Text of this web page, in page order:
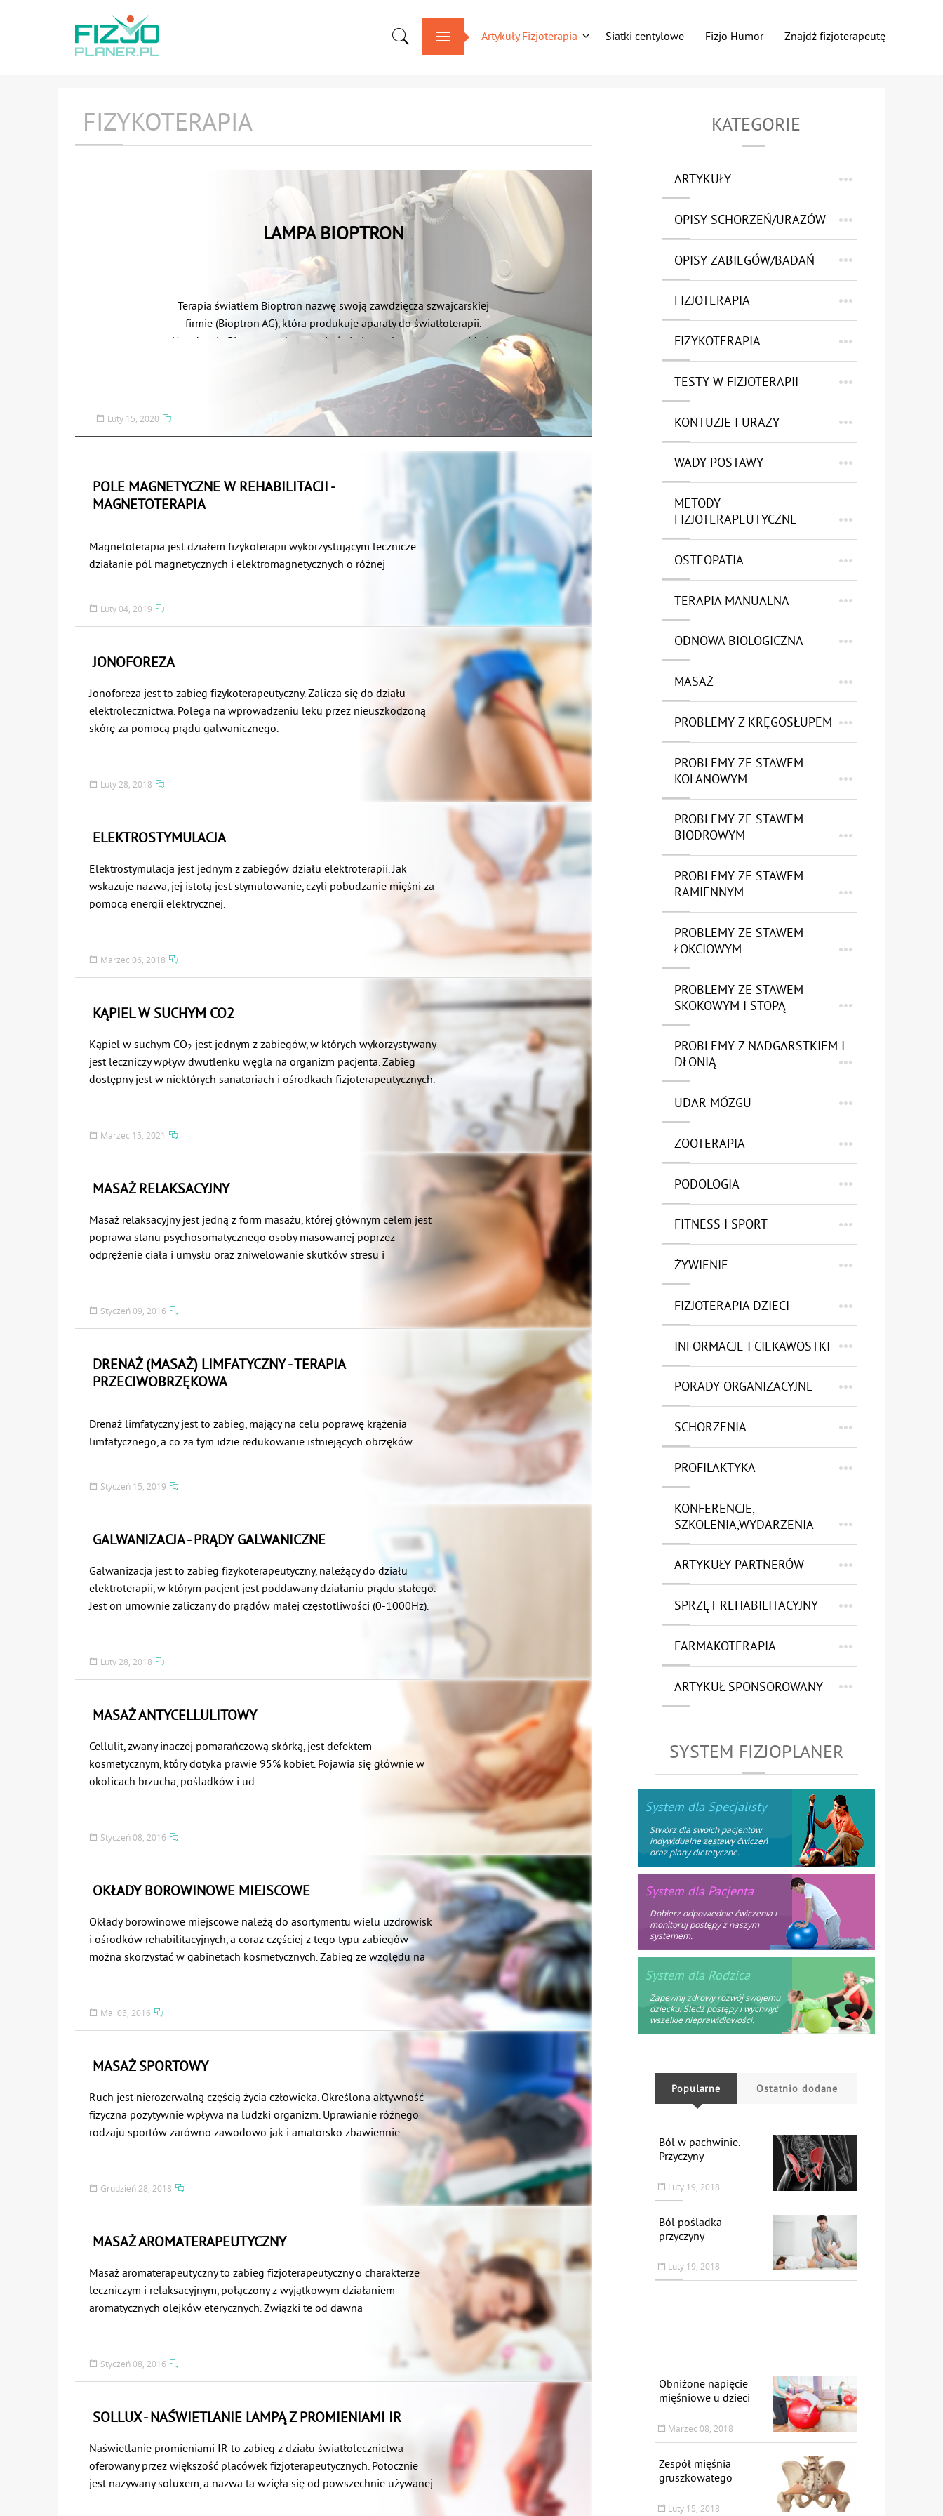
Artykuły Fizjoterapia Siatki centylowe Fizjo Humor Znajdź fizjoterapeutę
FIZYKOTERAPIA
LAMPA BIOPTRON
Terapia światłem Bioptron nazwę swoją zawdzięcza szwajcarskiej
firmie (Bioptron AG), która produkuje aparaty do światłoterapii.
Urządzenia Bioptron wykorzystują światło spolaryzowane, o widmie
podobnym do wytwarzanego przez słońce, ale pozbawionego
szkodliwych promieni UV. Światło to charakteryzuje się przede
wszystkim działaniem biostymulacyjnym, co sprawia iż znajduje
zastosowanie w różnorodnych schorzeniach, zarówno skórnych, jak i
mięśniowo-stawowych oraz infekcjach organizmu. Wśród
choroby reumatyczne, a także schorzenia urazowo-ortopedyczne.
Terapia światłem Bioptron charakteryzuje się bezbolesnym
działaniem, krótkim czasem pojedynczych zabiegów, nieinwazyjnością
oraz bezpieczeństwem. Dodatkowo łatwość użycia i szeroki zakres
zastosowania sprawia, iż jest to bezpieczna forma terapii o szerokim
W dalszej części artykułu omówione zostaną wskazania do
stosowania lampy Bioptron, a także metodyka zabiegów oraz wpływ
Luty 15, 2020
POLE MAGNETYCZNE W REHABILITACJI -
MAGNETOTERAPIA
Magnetoterapia jest działem fizykoterapii wykorzystującym lecznicze
działanie pól magnetycznych i elektromagnetycznych o różnej
generujących pole magnetyczne, znajduje zastosowanie w ogromnej
Luty 04, 2019
JONOFOREZA
Jonoforeza jest to zabieg fizykoterapeutyczny. Zalicza się do działu
elektrolecznictwa. Polega na wprowadzeniu leku przez nieuszkodzoną
skórę za pomocą prądu galwanicznego.
Luty 28, 2018
ELEKTROSTYMULACJA
Elektrostymulacja jest jednym z zabiegów działu elektroterapii. Jak
wskazuje nazwa, jej istotą jest stymulowanie, czyli pobudzanie mięśni za
pomocą energii elektrycznej.
Marzec 06, 2018
KĄPIEL W SUCHYM CO2
Kąpiel w suchym CO2 jest jednym z zabiegów, w których wykorzystywany
jest leczniczy wpływ dwutlenku węgla na organizm pacjenta. Zabieg
dostępny jest w niektórych sanatoriach i ośrodkach fizjoterapeutycznych.
Marzec 15, 2021
MASAŻ RELAKSACYJNY
Masaż relaksacyjny jest jedną z form masażu, której głównym celem jest
poprawa stanu psychosomatycznego osoby masowanej poprzez
odprężenie ciała i umysłu oraz zniwelowanie skutków stresu i
Styczeń 09, 2016
DRENAŻ (MASAŻ) LIMFATYCZNY - TERAPIA
PRZECIWOBRZĘKOWA
Drenaż limfatyczny jest to zabieg, mający na celu poprawę krążenia
limfatycznego, a co za tym idzie redukowanie istniejących obrzęków.
jak i drugie postępowanie ukierunkowane jest na stymulację układu
naczyń limfatycznych, a także tworzeniem się nowych obocznych naczyń.
Ważnym aspektem manualnego drenażu limfatycznego jest kolejność
opracowywanych struktur. Należy zaczynać od naczyń położnych
proksymalnie (ujście do węzłów chłonnych) stopniowo kierując się
dystalnie.
Styczeń 15, 2019
GALWANIZACJA - PRĄDY GALWANICZNE
Galwanizacja jest to zabieg fizykoterapeutyczny, należący do działu
elektroterapii, w którym pacjent jest poddawany działaniu prądu stałego.
Jest on umownie zaliczany do prądów małej częstotliwości (0-1000Hz).
Luty 28, 2018
MASAŻ ANTYCELLULITOWY
Cellulit, zwany inaczej pomarańczową skórką, jest defektem
kosmetycznym, który dotyka prawie 95% kobiet. Pojawia się głównie w
okolicach brzucha, pośladków i ud.
Styczeń 08, 2016
OKŁADY BOROWINOWE MIEJSCOWE
Okłady borowinowe miejscowe należą do asortymentu wielu uzdrowisk
i ośrodków rehabilitacyjnych, a coraz częściej z tego typu zabiegów
można skorzystać w gabinetach kosmetycznych. Zabieg ze względu na
Maj 05, 2016
MASAŻ SPORTOWY
Ruch jest nierozerwalną częścią życia człowieka. Określona aktywność
fizyczna pozytywnie wpływa na ludzki organizm. Uprawianie różnego
rodzaju sportów zarówno zawodowo jak i amatorsko zbawiennie
oddziaływuje na nasze mięśnie. Mięśnie stanowią około 40% masy ciała.
Mięsień to podstawowy element układy mięśniowego. Mięsień jest
zbudowany głównie z tkanki mięśniowej, składającej się z
kurczenia się. Podczas ruchu mięśnie nieustannie kurczą się i rozluźniają
Grudzień 28, 2018
MASAŻ AROMATERAPEUTYCZNY
Masaż aromaterapeutyczny to zabieg fizjoterapeutyczny o charakterze
leczniczym i relaksacyjnym, połączony z wyjątkowym działaniem
aromatycznych olejków eterycznych. Związki te od dawna
zarówno w domu, jak i w profesjonalnych gabinetach masażu oraz
gabinetach kosmetycznych.
Styczeń 08, 2016
SOLLUX - NAŚWIETLANIE LAMPĄ Z PROMIENIAMI IR
Naświetlanie promieniami IR to zabieg z działu światłolecznictwa
oferowany przez większość placówek fizjoterapeutycznych. Potocznie
jest nazywany soluxem, a nazwa ta wzięła się od powszechnie używanej
KATEGORIE
ARTYKUŁY
OPISY SCHORZEŃ/URAZÓW
OPISY ZABIEGÓW/BADAŃ
FIZJOTERAPIA
FIZYKOTERAPIA
TESTY W FIZJOTERAPII
KONTUZJE I URAZY
WADY POSTAWY
METODY
FIZJOTERAPEUTYCZNE
OSTEOPATIA
TERAPIA MANUALNA
ODNOWA BIOLOGICZNA
MASAŻ
PROBLEMY Z KRĘGOSŁUPEM
PROBLEMY ZE STAWEM
KOLANOWYM
PROBLEMY ZE STAWEM
BIODROWYM
PROBLEMY ZE STAWEM
RAMIENNYM
PROBLEMY ZE STAWEM
ŁOKCIOWYM
PROBLEMY ZE STAWEM
SKOKOWYM I STOPĄ
PROBLEMY Z NADGARSTKIEM I
DŁONIĄ
UDAR MÓZGU
ZOOTERAPIA
PODOLOGIA
FITNESS I SPORT
ŻYWIENIE
FIZJOTERAPIA DZIECI
INFORMACJE I CIEKAWOSTKI
PORADY ORGANIZACYJNE
SCHORZENIA
PROFILAKTYKA
KONFERENCJE,
SZKOLENIA,WYDARZENIA
ARTYKUŁY PARTNERÓW
SPRZĘT REHABILITACYJNY
FARMAKOTERAPIA
ARTYKUŁ SPONSOROWANY
SYSTEM FIZJOPLANER
System dla Specjalisty
Stwórz dla swoich pacjentów
indywidualne zestawy ćwiczeń
oraz plany dietetyczne.
System dla Pacjenta
Dobierz odpowiednie ćwiczenia i
monitoruj postępy z naszym
systemem.
System dla Rodzica
Zapewnij zdrowy rozwój swojemu
dziecku. Śledź postępy i wychwyć
wszelkie nieprawidłowości.
Popularne Ostatnio dodane
Ból w pachwinie.
Przyczyny
Luty 19, 2018
Ból pośladka -
przyczyny
Luty 19, 2018
Obniżone napięcie
mięśniowe u dzieci
Marzec 08, 2018
Zespół mięśnia
gruszkowatego
Luty 15, 2018